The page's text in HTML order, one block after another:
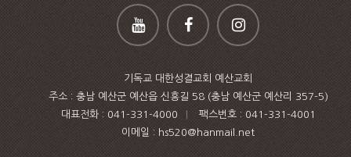
기독교 대한성결교회 예산교회
주소 : 충남 예산군 예산읍 신흥길 58 (충남 예산군 예산리 357-5)
대표전화 : 041-331-4000 팩스번호 : 041-331-4001
이메일 : hs520@hanmail.net